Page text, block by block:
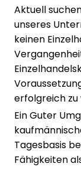
Aktuell
unseres
keinen
erfolgreich zu
Ein Guter
Tagesbasis
Fähigkeiten